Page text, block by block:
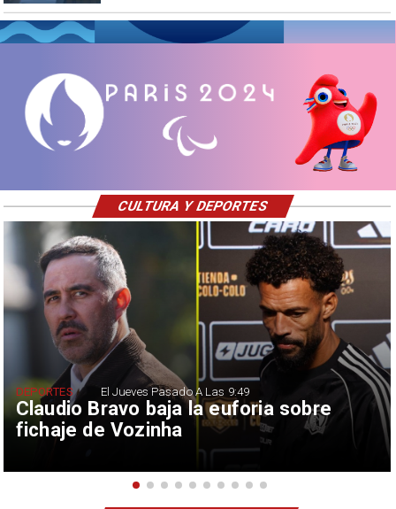
Claudio Bravo baja la euforia sobre
fichaje de Vozinha
DEPORTES El Jueves Pasado A Las 9:49
CULTURA Y DEPORTES